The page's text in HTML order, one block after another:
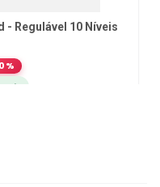
- Regulável 10 Níveis
%
Pix